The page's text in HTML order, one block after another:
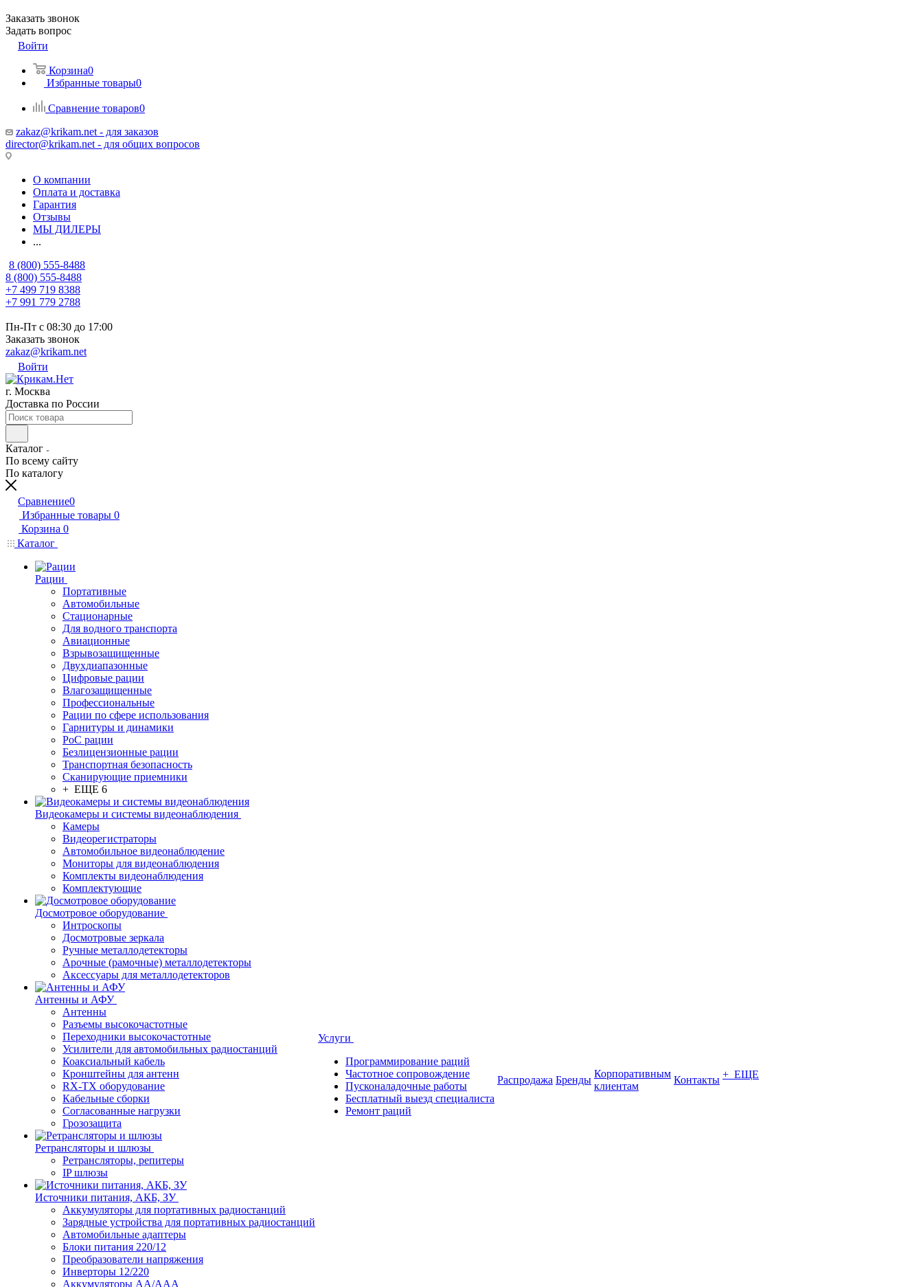
Заказать звонок
Задать вопрос
Войти
Корзина0
Избранные товары0
Сравнение товаров0
zakaz@krikam.net - для заказов
director@krikam.net - для общих вопросов
О компании
Оплата и доставка
Гарантия
Отзывы
МЫ ДИЛЕРЫ
...
8 (800) 555-8488
8 (800) 555-8488
+7 499 719 8388
+7 991 779 2788
Пн-Пт с 08:30 до 17:00
Заказать звонок
zakaz@krikam.net
Войти
г. Москва
Доставка по России
Каталог
По всему сайту
По каталогу
Сравнение0
Избранные товары 0
Корзина 0
Каталог
Рации
Портативные
Автомобильные
Стационарные
Для водного транспорта
Авиационные
Взрывозащищенные
Двухдиапазонные
Цифровые рации
Влагозащищенные
Профессиональные
Рации по сфере использования
Гарнитуры и динамики
PoC рации
Безлицензионные рации
Транспортная безопасность
Сканирующие приемники
+ ЕЩЕ 6
Видеокамеры и системы видеонаблюдения
Камеры
Видеорегистраторы
Автомобильное видеонаблюдение
Мониторы для видеонаблюдения
Комплекты видеонаблюдения
Комплектующие
Досмотровое оборудование
Интроскопы
Досмотровые зеркала
Ручные металлодетекторы
Арочные (рамочные) металлодетекторы
Аксессуары для металлодетекторов
Антенны и АФУ
Антенны
Разъемы высокочастотные
Переходники высокочастотные
Усилители для автомобильных радиостанций
Коаксиальный кабель
Кронштейны для антенн
RX-TX оборудование
Кабельные сборки
Согласованные нагрузки
Грозозащита
Ретрансляторы и шлюзы
Ретрансляторы, репитеры
IP шлюзы
Источники питания, АКБ, ЗУ
Аккумуляторы для портативных радиостанций
Зарядные устройства для портативных радиостанций
Автомобильные адаптеры
Блоки питания 220/12
Преобразователи напряжения
Инверторы 12/220
Аккумуляторы АА/ААА
Услуги
Программирование раций
Частотное сопровождение
Пусконаладочные работы
Бесплатный выезд специалиста
Ремонт раций
Распродажа Бренды
Корпоративным
клиентам
Контакты + ЕЩЕ